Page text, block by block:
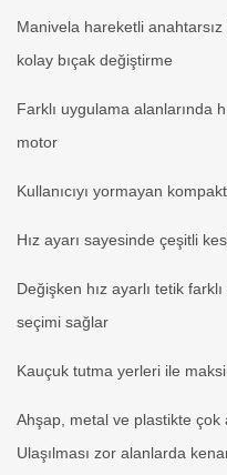
Manivela hareketli
kolay bıçak değiştirme
Farklı uygulama alanlarında
motor
Kullanıcıyı yormayan
Hız ayarı sayesinde çeşitli
Değişken hız ayarlı tetik
seçimi sağlar
Kauçuk tutma yerleri ile
Ahşap, metal ve plastikte çok
Ulaşılması zor alanlarda